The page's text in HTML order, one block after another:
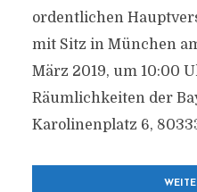
ordentlichen
mit Sitz in München
März 2019, um 10:00
Räumlichkeiten der
Karolinenplatz 6,